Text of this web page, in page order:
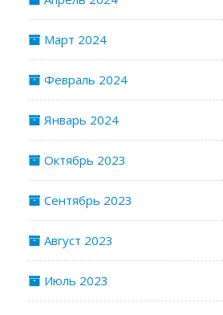
Март 2024
Февраль 2024
Январь 2024
Октябрь 2023
Сентябрь 2023
Август 2023
Июль 2023